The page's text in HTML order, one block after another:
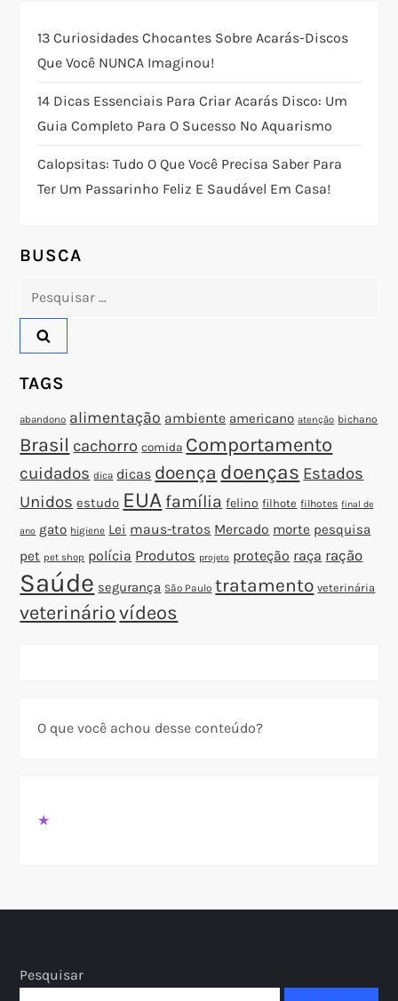
ã
o
d
e
o
s
t
13 Curiosidades Chocantes Sobre Acarás-Discos
Que Você NUNCA Imaginou!
14 Dicas Essenciais Para Criar Acarás Disco: Um
Guia Completo Para O Sucesso No Aquarismo
Calopsitas: Tudo O Que Você Precisa Saber Para
Ter Um Passarinho Feliz E Saudável Em Casa!
BUSCA
Pesquisar
TAGS
abandono alimentação ambiente americano atenção bichano
Brasil cachorro comida Comportamento
cuidados dica dicas doença doenças Estados
Unidos estudo EUA família felino filhote filhotes final de
ano gato higiene Lei maus-tratos Mercado morte pesquisa
pet pet shop polícia Produtos projeto proteção raça ração
Saúde segurança São Paulo tratamento veterinária
veterinário vídeos
O que você achou desse conteúdo?
★
Pesquisar